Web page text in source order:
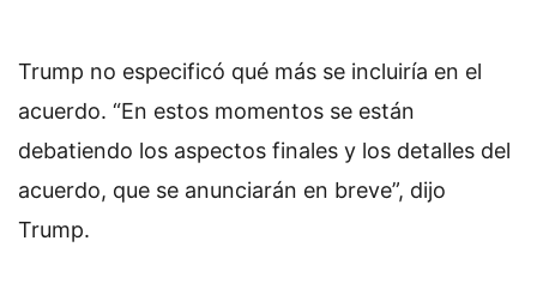
Trump no especificó qué más se incluiría en el
acuerdo. “En estos momentos se están
debatiendo los aspectos finales y los detalles del
acuerdo, que se anunciarán en breve”, dijo
Trump.